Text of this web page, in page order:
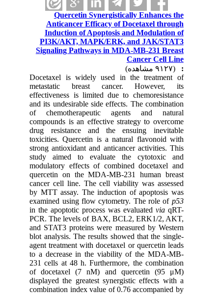
Quercetin Synergistically Enhances the
Anticancer Efficacy of Docetaxel through
Induction of Apoptosis and Modulation of
PI3K/AKT, MAPK/ERK, and JAK/STAT3
Signaling Pathways in MDA-MB-231 Breast
Cancer Cell Line
Docetaxel is widely used in the treatment of
metastatic breast cancer. However, its
effectiveness is limited due to chemoresistance
and its undesirable side effects. The combination
of chemotherapeutic agents and natural
compounds is an effective strategy to overcome
drug resistance and the ensuing inevitable
toxicities. Quercetin is a natural flavonoid with
strong antioxidant and anticancer activities. This
study aimed to evaluate the cytotoxic and
modulatory effects of combined docetaxel and
quercetin on the MDA-MB-231 human breast
cancer cell line. The cell viability was assessed
by MTT assay. The induction of apoptosis was
examined using flow cytometry. The role ofp53
in the apoptotic process was evaluatedviaqRT-
PCR. The levels of BAX, BCL2, ERK1/2, AKT,
and STAT3 proteins were measured by Western
blot analysis. The results showed that the single-
agent treatment with docetaxel or quercetin leads
to a decrease in the viability of the MDA-MB-
231 cells at 48 h. Furthermore, the combination
of docetaxel (7 nM) and quercetin (95 μM)
displayed the greatest synergistic effects with a
combination index value of 0.76 accompanied by